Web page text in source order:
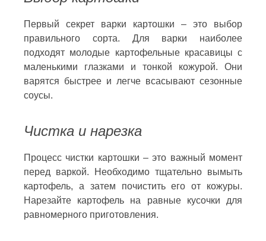
Первый секрет варки картошки – это выбор
правильного сорта. Для варки наиболее
подходят молодые картофельные красавицы с
маленькими глазками и тонкой кожурой. Они
варятся быстрее и легче всасывают сезонные
соусы.
Чистка и нарезка
Процесс чистки картошки – это важный момент
перед варкой. Необходимо тщательно вымыть
картофель, а затем почистить его от кожуры.
Нарезайте картофель на равные кусочки для
равномерного приготовления.